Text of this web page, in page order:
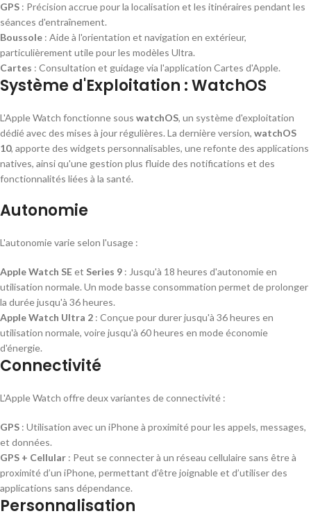
GPS : Précision accrue pour la localisation et les itinéraires pendant les
séances d'entraînement.
Boussole : Aide à l'orientation et navigation en extérieur,
particulièrement utile pour les modèles Ultra.
Cartes : Consultation et guidage via l'application Cartes d'Apple.
Système d'Exploitation : WatchOS
L'Apple Watch fonctionne sous watchOS, un système d'exploitation
dédié avec des mises à jour régulières. La dernière version, watchOS
10, apporte des widgets personnalisables, une refonte des applications
natives, ainsi qu'une gestion plus fluide des notifications et des
fonctionnalités liées à la santé.
Autonomie
L'autonomie varie selon l'usage :
Apple Watch SEet Series 9 : Jusqu'à 18 heures d'autonomie en
utilisation normale. Un mode basse consommation permet de prolonger
la durée jusqu'à 36 heures.
Apple Watch Ultra 2 : Conçue pour durer jusqu'à 36 heures en
utilisation normale, voire jusqu'à 60 heures en mode économie
d'énergie.
Connectivité
L'Apple Watch offre deux variantes de connectivité :
GPS : Utilisation avec un iPhone à proximité pour les appels, messages,
et données.
GPS + Cellular : Peut se connecter à un réseau cellulaire sans être à
proximité d’un iPhone, permettant d’être joignable et d’utiliser des
applications sans dépendance.
Personnalisation